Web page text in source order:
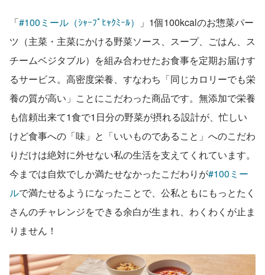
「#100ミール（ｼｬｰﾌﾟﾋｬｸﾐｰﾙ）
」1個100kcalのお惣菜パー
ツ（主菜・主菜にかける野菜ソース、スープ、ごはん、ス
チームベジタブル）を組み合わせたお食事を定期お届けす
るサービス。高密度栄養、すなわち「同じカロリーでも栄
養の質が高い」ことにこだわった商品です。無添加で栄養
も信頼出来て1食で1日分の野菜が摂れる設計が、忙しい
けど食事への「味」と「いいものであること」へのこだわ
りだけは絶対に外せない私の生活を支えてくれています。
今までは自炊でしか満たせなかったこだわりが#100ミー
ルで満たせるようになったことで、公私ともにもっとたく
さんのチャレンジをできる余白が生まれ、わくわくが止ま
りません！